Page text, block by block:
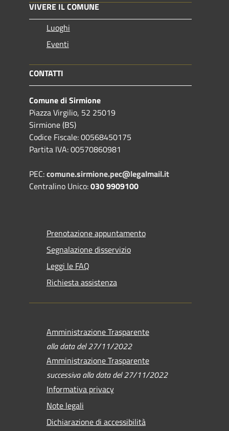
VIVERE IL COMUNE
Luoghi
Eventi
CONTATTI
Comune di Sirmione
Piazza Virgilio, 52 25019
Sirmione (BS)
Codice Fiscale: 00568450175
Partita IVA: 00570860981
PEC:comune.sirmione.pec@legalmail.it
Centralino Unico:030 9909100
Prenotazione appuntamento
Segnalazione disservizio
Leggi le FAQ
Richiesta assistenza
Amministrazione Trasparente
alla data del 27/11/2022
Amministrazione Trasparente
successiva alla data del 27/11/2022
Informativa privacy
Note legali
Dichiarazione di accessibilità